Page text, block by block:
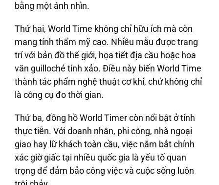
bằng một ánh nhìn.
Thứ hai, World Time không chỉ hữu ích mà còn
mang tính thẩm mỹ cao. Nhiều mẫu được trang
trí với bản đồ thế giới, họa tiết địa cầu hoặc hoa
văn guilloché tinh xảo. Điều này biến World Time
thành tác phẩm nghệ thuật cơ khí, chứ không chỉ
là công cụ đo thời gian.
Thứ ba, đồng hồ World Timer còn nổi bật ở tính
thực tiễn. Với doanh nhân, phi công, nhà ngoại
giao hay lữ khách toàn cầu, việc nắm bắt chính
xác giờ giấc tại nhiều quốc gia là yếu tố quan
trọng để đảm bảo công việc và cuộc sống luôn